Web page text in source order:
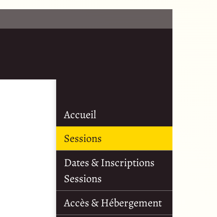
Accueil
Sessions
Dates & Inscriptions
Sessions
Accès & Hébergement